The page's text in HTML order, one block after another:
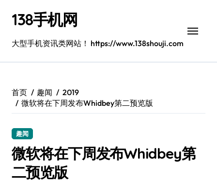
138手机网
大型手机资讯类网站！ https://www.138shouji.com
首页 趣闻
2019
微软将在下周发布Whidbey第二预览版
趣闻
微软将在下周发布Whidbey第
二预览版